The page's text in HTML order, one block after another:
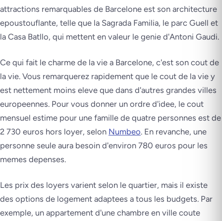
attractions remarquables de Barcelone est son architecture
epoustouflante, telle que la Sagrada Familia, le parc Guell et
la Casa Batllo, qui mettent en valeur le genie d'Antoni Gaudi.
Ce qui fait le charme de la vie a Barcelone, c'est son cout de
la vie. Vous remarquerez rapidement que le cout de la vie y
est nettement moins eleve que dans d'autres grandes villes
europeennes. Pour vous donner un ordre d'idee, le cout
mensuel estime pour une famille de quatre personnes est de
2 730 euros hors loyer, selon Numbeo. En revanche, une
personne seule aura besoin d'environ 780 euros pour les
memes depenses.
Les prix des loyers varient selon le quartier, mais il existe
des options de logement adaptees a tous les budgets. Par
exemple, un appartement d'une chambre en ville coute